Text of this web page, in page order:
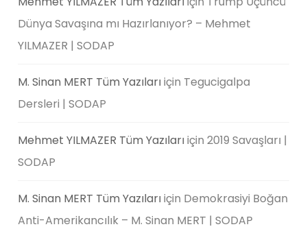
Dünya Savaşına mı Hazırlanıyor? – Mehmet
YILMAZER | SODAP
M. Sinan MERT Tüm Yazılarıiçin Tegucigalpa
Dersleri | SODAP
Mehmet YILMAZER Tüm Yazılarıiçin2019 Savaşları |
SODAP
M. Sinan MERT Tüm Yazılarıiçin Demokrasiyi Boğan
Anti-Amerikancılık – M. Sinan MERT | SODAP